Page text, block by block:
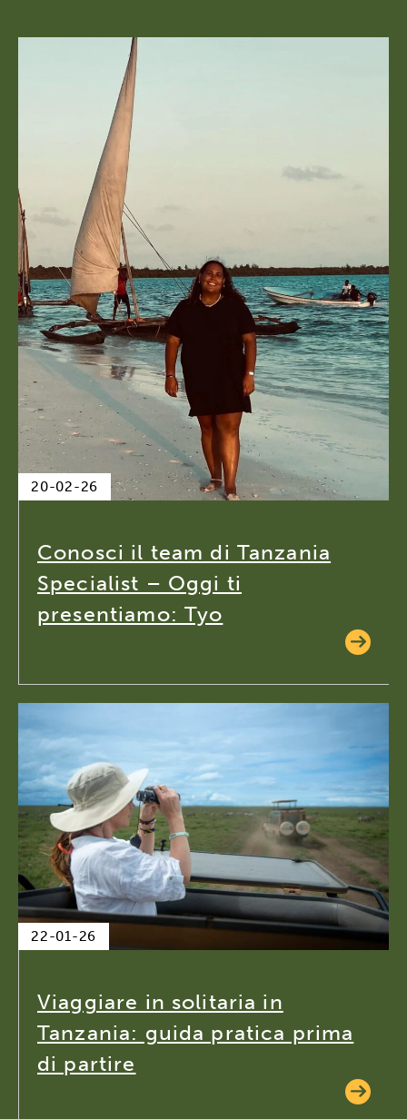
20-02-26
Conosci il team di Tanzania
Specialist – Oggi ti
presentiamo: Tyo
22-01-26
Viaggiare in solitaria in
Tanzania: guida pratica prima
di partire